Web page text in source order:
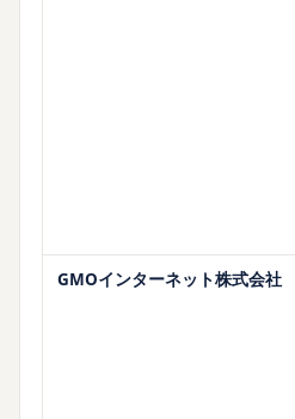
GMOインターネット株式会社